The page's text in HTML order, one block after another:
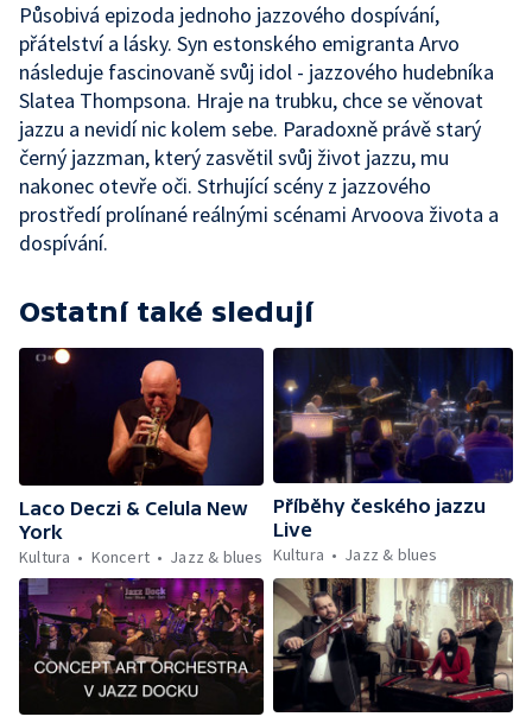
Působivá epizoda jednoho jazzového dospívání,
přátelství a lásky. Syn estonského emigranta Arvo
následuje fascinovaně svůj idol - jazzového hudebníka
Slatea Thompsona. Hraje na trubku, chce se věnovat
jazzu a nevidí nic kolem sebe. Paradoxně právě starý
černý jazzman, který zasvětil svůj život jazzu, mu
nakonec otevře oči. Strhující scény z jazzového
prostředí prolínané reálnými scénami Arvoova života a
dospívání.
Ostatní také sledují
Laco Deczi & Celula New
York
Kultura
Koncert Jazz & blues
Příběhy českého jazzu
Live
Kultura
Jazz & blues